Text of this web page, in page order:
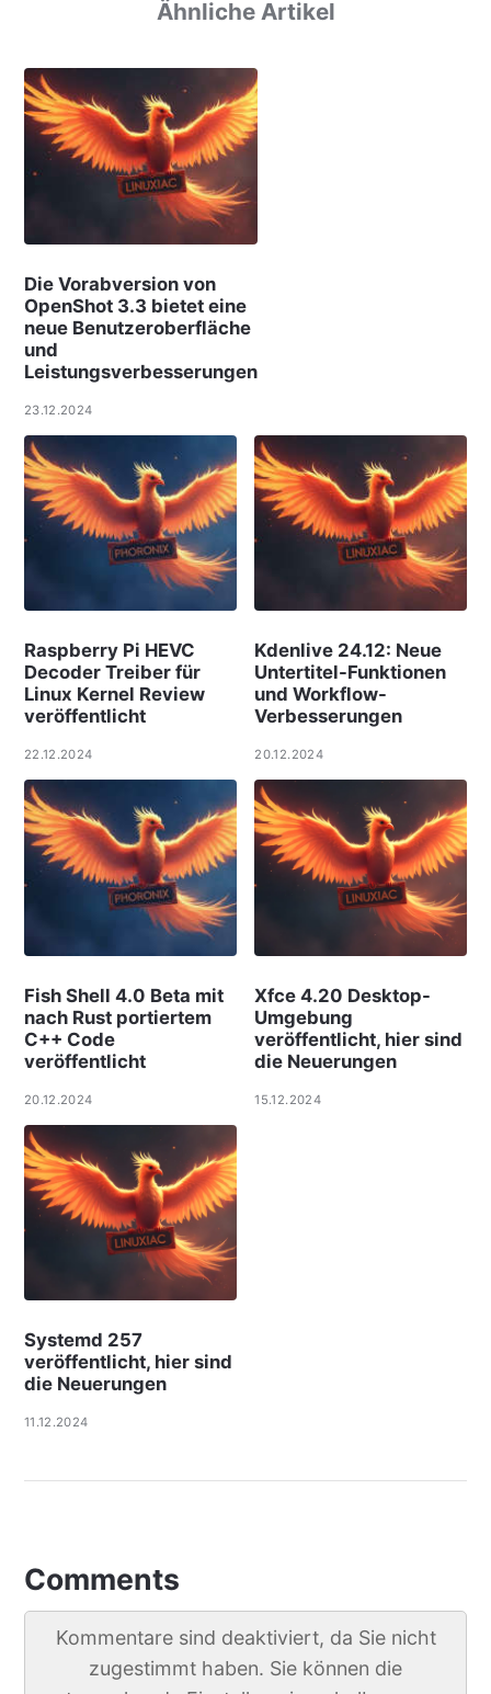
Ähnliche Artikel
Die Vorabversion von
OpenShot 3.3 bietet eine
neue Benutzeroberfläche
und
Leistungsverbesserungen
23.12.2024
Raspberry Pi HEVC
Decoder Treiber für
Linux Kernel Review
veröffentlicht
22.12.2024
Kdenlive 24.12: Neue
Untertitel-Funktionen
und Workflow-
Verbesserungen
20.12.2024
Fish Shell 4.0 Beta mit
nach Rust portiertem
C++ Code
veröffentlicht
20.12.2024
Xfce 4.20 Desktop-
Umgebung
veröffentlicht, hier sind
die Neuerungen
15.12.2024
Systemd 257
veröffentlicht, hier sind
die Neuerungen
11.12.2024
Comments
Kommentare sind deaktiviert, da Sie nicht
zugestimmt haben. Sie können die